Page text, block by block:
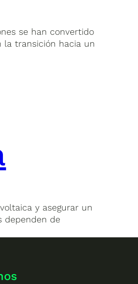
se han convertido
la transición hacia un
y asegurar un
dependen de